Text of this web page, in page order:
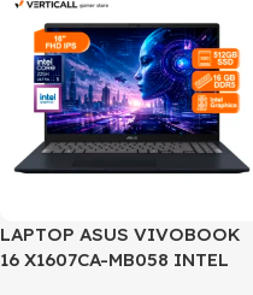
LAPTOP ASUS VIVOBOOK
16 X1607CA-MB058 INTEL